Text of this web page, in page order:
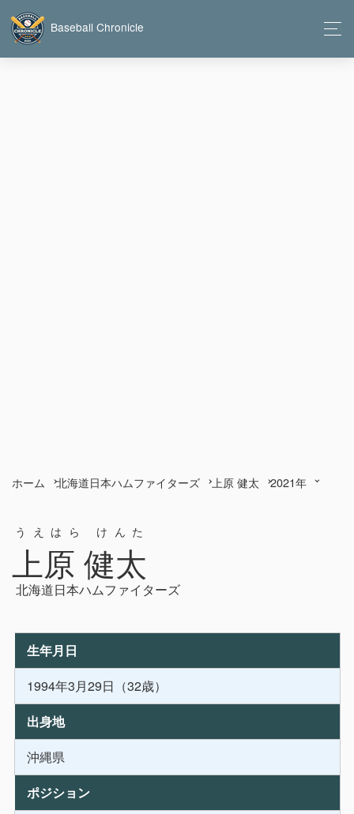
Baseball Chronicle
ホーム 北海道日本ハムファイターズ 上原 健太 2021年
上原 健太
うえはら けんた
北海道日本ハムファイターズ
生年月日
1994年3月29日（32歳）
出身地
沖縄県
ポジション